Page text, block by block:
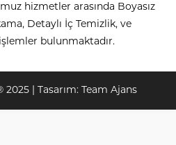
hizmetler arasında Boyasız
Detaylı İç Temizlik, ve
bulunmaktadır.
| Tasarım: Team Ajans
Yaz